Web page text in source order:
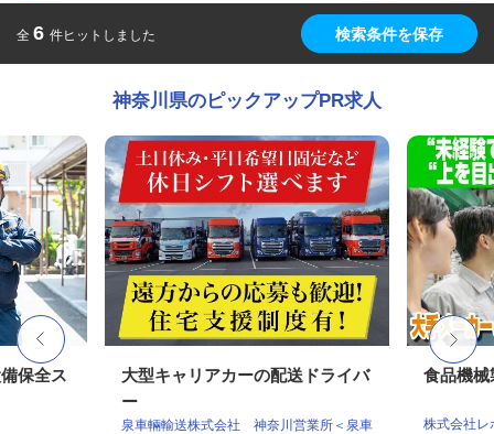
全 6 件ヒットしました 検索条件を保存
神奈川県のピックアップPR求人
保全ス
大型キャリアカーの配送ドライバ
ー
泉車輛輸送株式会社 神奈川営業所＜泉車
食品機械
株式会社レ